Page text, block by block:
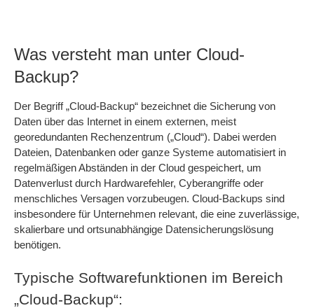
Was versteht man unter Cloud-
Backup?
Der Begriff „Cloud-Backup“ bezeichnet die Sicherung von
Daten über das Internet in einem externen, meist
georedundanten Rechenzentrum („Cloud“). Dabei werden
Dateien, Datenbanken oder ganze Systeme automatisiert in
regelmäßigen Abständen in der Cloud gespeichert, um
Datenverlust durch Hardwarefehler, Cyberangriffe oder
menschliches Versagen vorzubeugen. Cloud-Backups sind
insbesondere für Unternehmen relevant, die eine zuverlässige,
skalierbare und ortsunabhängige Datensicherungslösung
benötigen.
Typische Softwarefunktionen im Bereich
„Cloud-Backup“: